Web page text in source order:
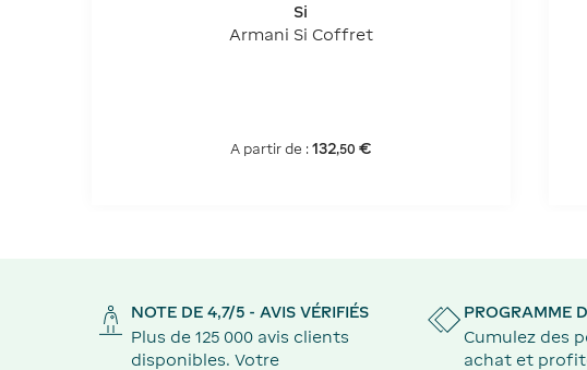
Si
Armani Si Coffret
A partir de :132,50 €
NOTE DE 4,7/5 - AVIS VÉRIFIÉS
Plus de 125 000 avis clients
disponibles. Votre
PROGRAMME
Cumulez des
achat et